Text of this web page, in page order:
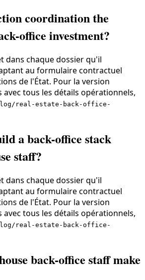
coordination the
office investment?
dans chaque dossier qu'il
au formulaire contractuel
de l'État. Pour la version
avec tous les détails opérationnels,
real-estate-back-office-
a back-office stack
staff?
dans chaque dossier qu'il
au formulaire contractuel
de l'État. Pour la version
avec tous les détails opérationnels,
real-estate-back-office-
back-office staff make